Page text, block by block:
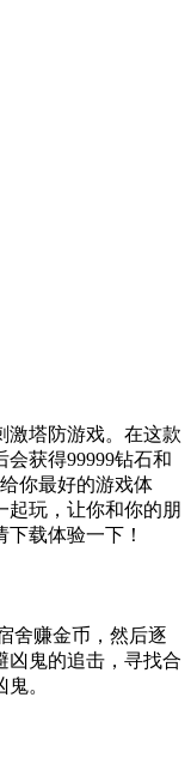
激塔防游戏。在这款
获得99999钻石和
你最好的游戏体
起玩，让你和你的朋
载体验一下！
舍赚金币，然后逐
凶鬼的追击，寻找合
。